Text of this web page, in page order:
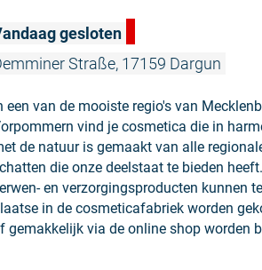
gesloten
Straße, 17159 Dargun
een van de mooiste regio's van
vind je cosmetica die in
de natuur is gemaakt van alle
die onze deelstaat te bieden
en verzorgingsproducten kunnen
in de cosmeticafabriek worden
gemakkelijk via de online shop worden